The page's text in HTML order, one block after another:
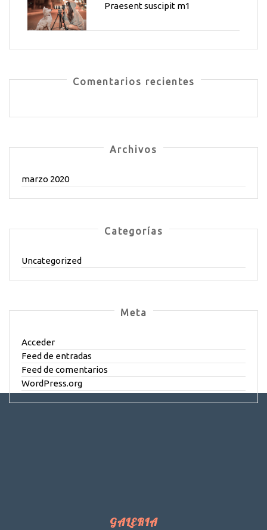
Praesent suscipit m1
Comentarios recientes
Archivos
marzo 2020
Categorías
Uncategorized
Meta
Acceder
Feed de entradas
Feed de comentarios
WordPress.org
GALERIA